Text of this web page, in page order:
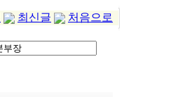
최신글 처음으로